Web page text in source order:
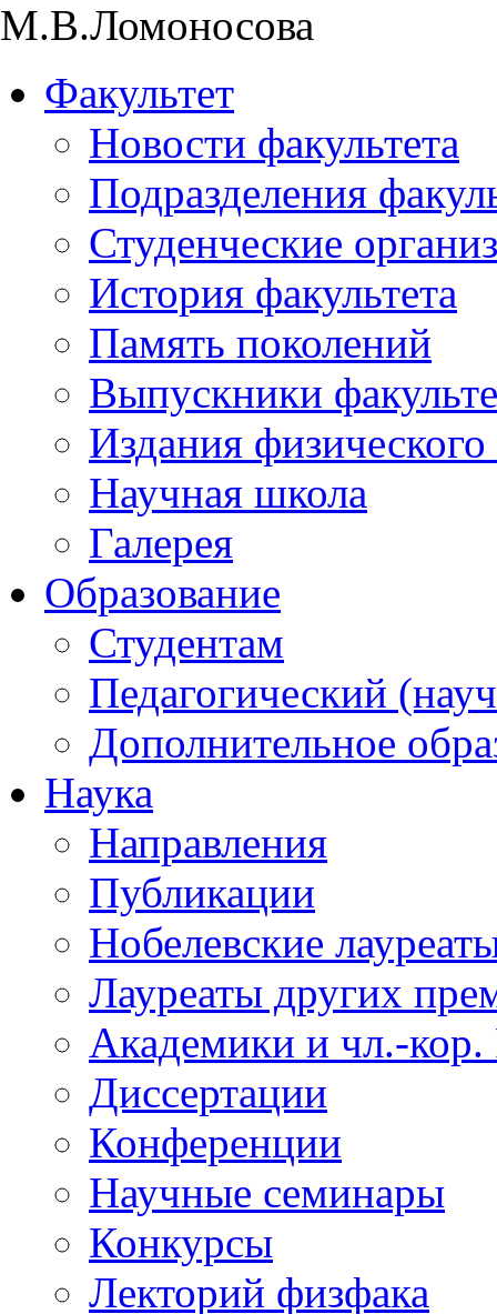
М.В.Ломоносова
Факультет
Новости факультета
Подразделения
Студенческие
История факультета
Память поколений
Выпускники
Издания физического
Научная школа
Галерея
Образование
Студентам
Педагогический
Дополнительное
Наука
Направления
Публикации
Нобелевские
Лауреаты других
Академики и чл.-
Диссертации
Конференции
Научные семинары
Конкурсы
Лекторий физфака